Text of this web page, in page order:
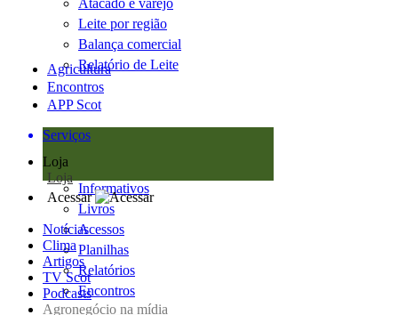
Atacado e varejo
Leite por região
Balança comercial
Relatório de Leite
Agricultura
Encontros
APP Scot
Serviços
Loja
Loja
Informativos
Livros
Acessos
Planilhas
Relatórios
Encontros
Acessar
Notícias
Clima
Artigos
TV Scot
Podcasts
Agronegócio na mídia